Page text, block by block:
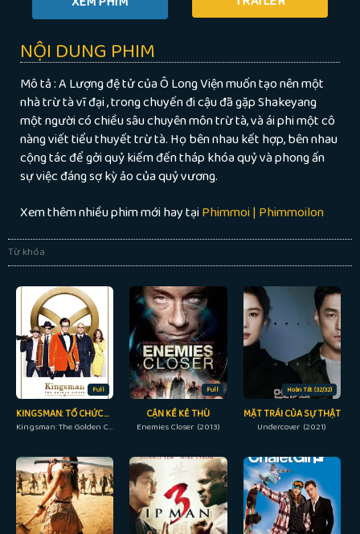
NỘI DUNG PHIM
Mô tả : A Lượng đệ tử của Ô Long Viện muốn tạo nên một
nhà trừ tà vĩ đại , trong chuyến đi cậu đã gặp Shakeyang
một người có chiều sâu chuyên môn trừ tà, và ái phi một cô
nàng viết tiểu thuyết trừ tà. Họ bên nhau kết hợp, bên nhau
cộng tác để gởi quỷ kiếm đến tháp khóa quỷ và phong ấn
sự việc đáng sợ kỳ ảo của quỷ vương.
Xem thêm nhiều phim mới hay tạiPhimmoi | Phimmoilon
Từ khóa
Full
KINGSMAN: TỔ CHỨC HOÀNG KIM
Kingsman: The Golden Circle (2017)
Full
CẬN KỀ KẺ THÙ
Enemies Closer (2013)
Hoàn Tất (32/32)
MẶT TRÁI CỦA SỰ THẬT
Undercover (2021)